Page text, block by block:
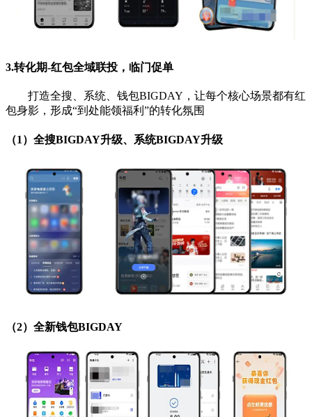
3.转化期-红包全域联投，临门促单
打造全搜、系统、钱包BIGDAY，让每个核心场景都有红
包身影，形成“到处能领福利”的转化氛围
（1）全搜BIGDAY升级、系统BIGDAY升级
（2）全新钱包BIGDAY